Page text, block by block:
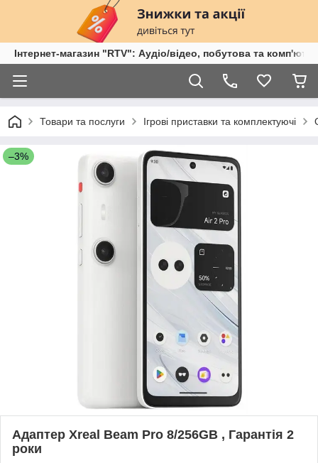
Інтернет-магазин "RTV": Аудіо/відео, побутова та
Товари та послуги Ігрові приставки та комплектуючі
–3%
Адаптер Xreal Beam Pro 8/256GB , Гарантія 2
роки